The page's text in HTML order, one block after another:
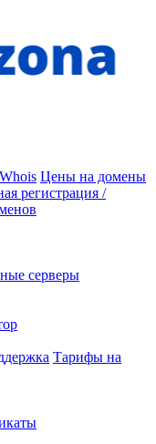
Whois Цены на домены
регистрация /
серверы
Тарифы на